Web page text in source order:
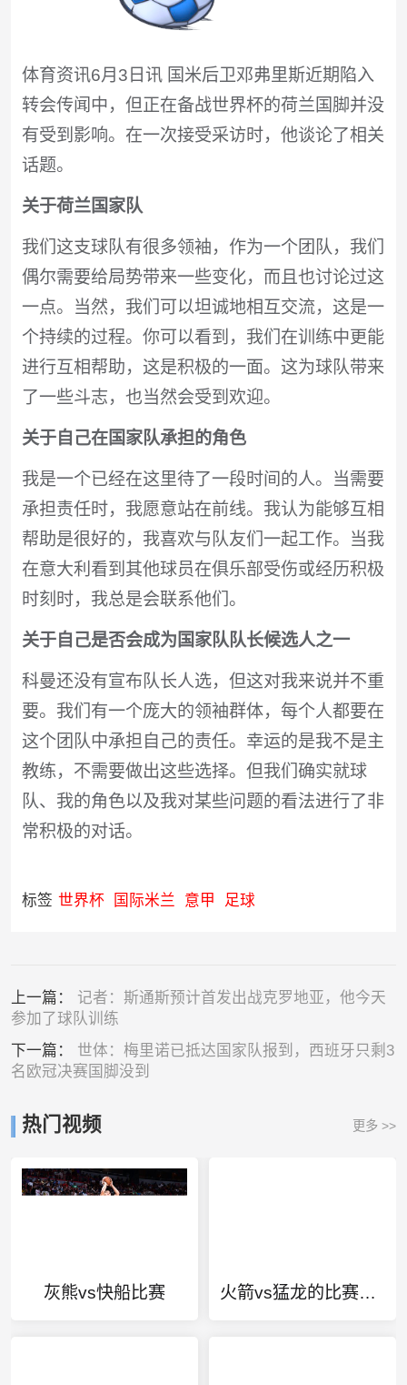
体育资讯6月3日讯 国米后卫邓弗里斯近期陷入
转会传闻中，但正在备战世界杯的荷兰国脚并没
有受到影响。在一次接受采访时，他谈论了相关
话题。
关于荷兰国家队
我们这支球队有很多领袖，作为一个团队，我们
偶尔需要给局势带来一些变化，而且也讨论过这
一点。当然，我们可以坦诚地相互交流，这是一
个持续的过程。你可以看到，我们在训练中更能
进行互相帮助，这是积极的一面。这为球队带来
了一些斗志，也当然会受到欢迎。
关于自己在国家队承担的角色
我是一个已经在这里待了一段时间的人。当需要
承担责任时，我愿意站在前线。我认为能够互相
帮助是很好的，我喜欢与队友们一起工作。当我
在意大利看到其他球员在俱乐部受伤或经历积极
时刻时，我总是会联系他们。
关于自己是否会成为国家队队长候选人之一
科曼还没有宣布队长人选，但这对我来说并不重
要。我们有一个庞大的领袖群体，每个人都要在
这个团队中承担自己的责任。幸运的是我不是主
教练，不需要做出这些选择。但我们确实就球
队、我的角色以及我对某些问题的看法进行了非
常积极的对话。
标签 世界杯 国际米兰 意甲 足球
上一篇： 记者：斯通斯预计首发出战克罗地亚，他今天
参加了球队训练
下一篇： 世体：梅里诺已抵达国家队报到，西班牙只剩3
名欧冠决赛国脚没到
热门视频 更多 >>
灰熊vs快船比赛 火箭vs猛龙的比赛录像